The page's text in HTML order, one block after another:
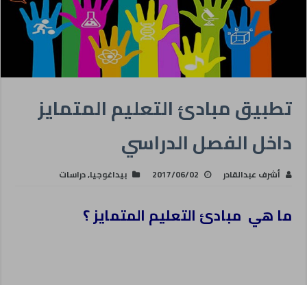
تطبيق مبادئ التعليم المتمايز
داخل الفصل الدراسي
أشرف عبدالقادر 2017/06/02 بيداغوجيا,دراسات
ما هي مبادئ التعليم المتمايز ؟